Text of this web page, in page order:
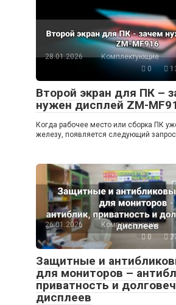
28.01.2026
Комплектующие
0
Второй экран для ПК –
нужен дисплей ZM-
Когда рабочее место или сборка ПК
железу, появляется следующий
26.01.2026
Комплектующие
0
Защитные и
для мониторов –
приватность и
дисплеев